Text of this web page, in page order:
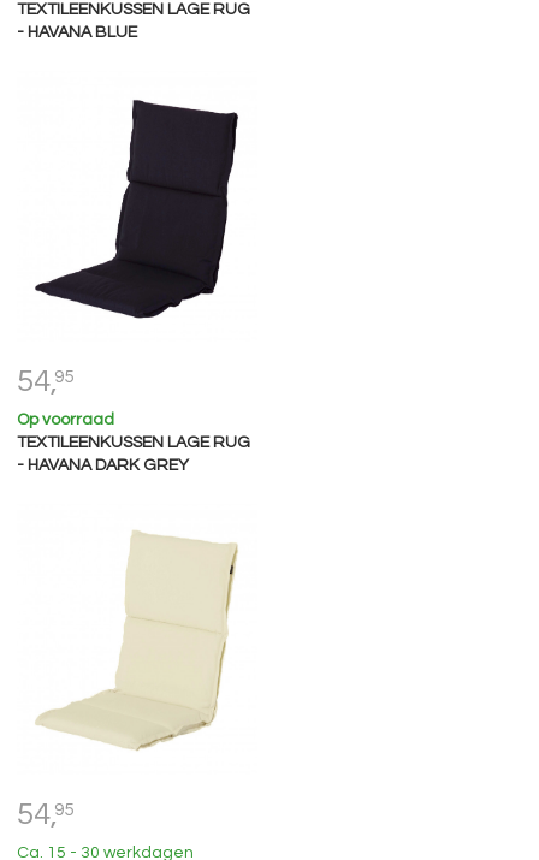
TEXTILEENKUSSEN LAGE RUG
- HAVANA BLUE
54,95
Op voorraad
TEXTILEENKUSSEN LAGE RUG
- HAVANA DARK GREY
54,95
Ca. 15 - 30 werkdagen